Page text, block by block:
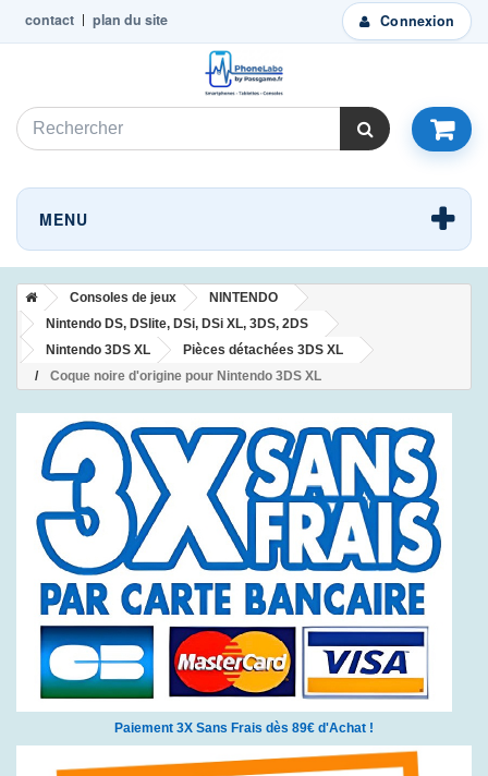
Connexion
contact plan du site
MENU
Consoles de jeux
NINTENDO
Nintendo DS, DSlite, DSi, DSi XL, 3DS, 2DS
Nintendo 3DS XL
Pièces détachées 3DS XL
Coque noire d'origine pour Nintendo 3DS XL
Paiement 3X Sans Frais dès 89€ d'Achat !